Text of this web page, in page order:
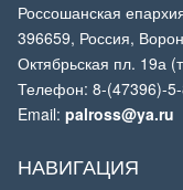
Россошанская
396659, Россия,
Октябрьская пл. 19а
Телефон: 8-(47396)-
Email: palross@ya.ru
НАВИГАЦИЯ